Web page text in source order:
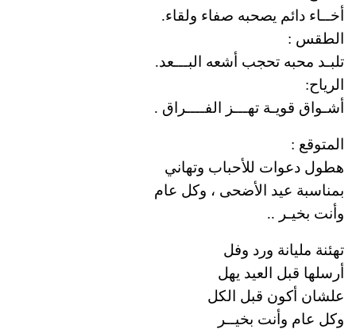
أخــاء دائم يصحبه صفاء ولقاء.
الطقس :
تلبـد محبه تحجب أشعه البـــعد.
الرياح:
أشـواق قويـة تهـــز الفــــراق .
المتوقع :
هطول دعوات للأحباب وتهاني
بمناسبة عيد الأضحى ، وكل عام
وأنت بخيـر ..
تهئنة مليانة ورد وفل
أرسلها قبل العيد يهل
علشان أكون قبل الكل
وكل عام وأنت بخيــر